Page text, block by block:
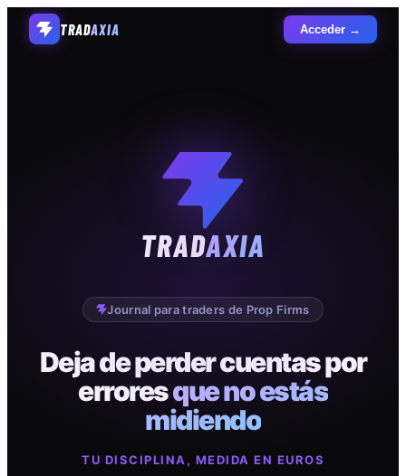
TRADAXIA Acceder →
TRADAXIA
Journal para traders de Prop Firms
Deja de perder cuentas por
erroresque no estás
midiendo
TU DISCIPLINA, MEDIDA EN EUROS